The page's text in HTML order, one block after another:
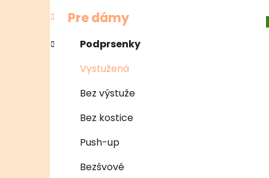
B
o
č
Preskočiť
kategórie
K
a
e
Pre dámy
Podprsenky
Vystužená
Bez výstuže
Bez kostice
Push-up
Bezšvové